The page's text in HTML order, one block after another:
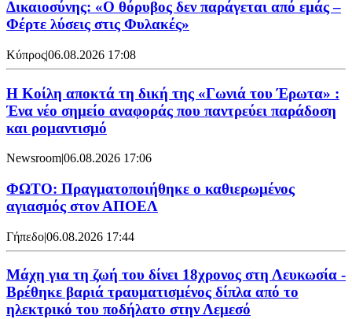
Δικαιοσύνης: «Ο θόρυβος δεν παράγεται από εμάς –
Φέρτε λύσεις στις Φυλακές»
Κύπρος|06.08.2026 17:08
Η Κοίλη αποκτά τη δική της «Γωνιά του Έρωτα» :
Ένα νέο σημείο αναφοράς που παντρεύει παράδοση
και ρομαντισμό
Newsroom|06.08.2026 17:06
ΦΩΤΟ: Πραγματοποιήθηκε ο καθιερωμένος
αγιασμός στον ΑΠΟΕΛ
Γήπεδο|06.08.2026 17:44
Μάχη για τη ζωή του δίνει 18χρονος στη Λευκωσία -
Βρέθηκε βαριά τραυματισμένος δίπλα από το
ηλεκτρικό του ποδήλατο στην Λεμεσό